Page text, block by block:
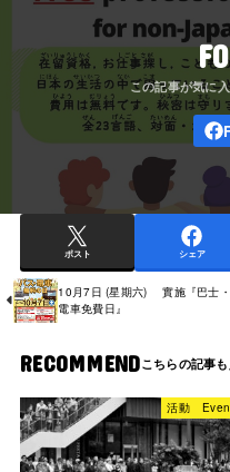
ポスト シェア
10月7日 (星期六) 實施『巴士・
電車免費日』
RECOMMEND
活動